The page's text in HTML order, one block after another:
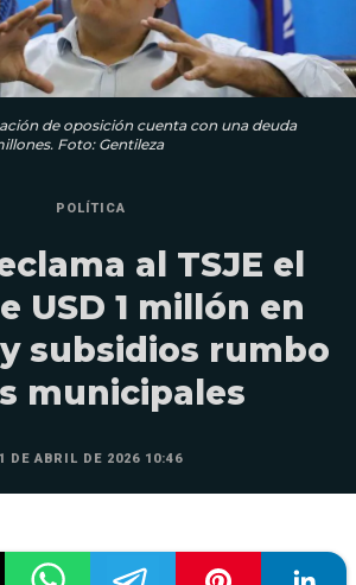
de oposición cuenta con una deuda
Foto: Gentileza
POLÍTICA
al TSJE el
USD 1 millón en
subsidios rumbo
municipales
1 DE ABRIL DE 2026 10:46